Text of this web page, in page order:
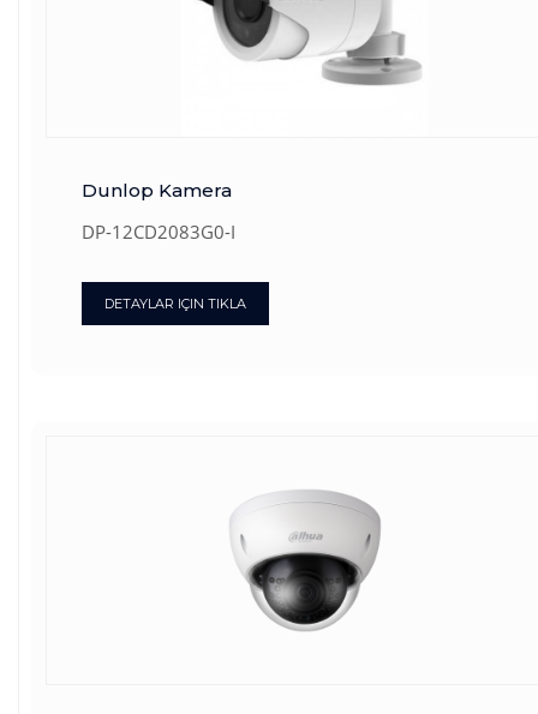
Dunlop Kamera
DP-12CD2083G0-I
DETAYLAR IÇIN TIKLA